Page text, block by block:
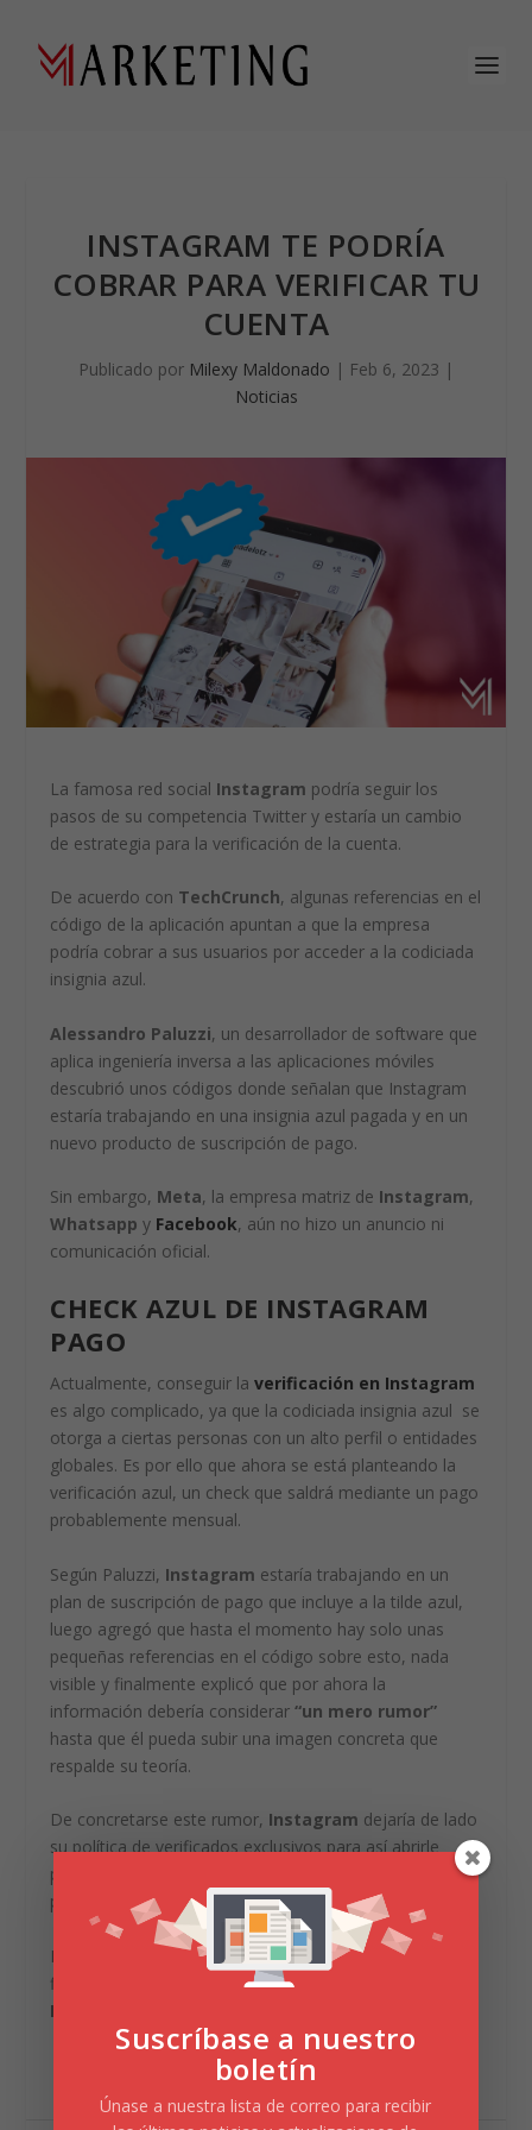
INSTAGRAM TE PODRÍA
COBRAR PARA VERIFICAR TU
CUENTA
Publicado por Milexy Maldonado | Feb 6, 2023 |
Noticias
La famosa red social Instagram podría seguir los
pasos de su competencia Twitter y estaría un cambio
de estrategia para la verificación de la cuenta.
De acuerdo con TechCrunch, algunas referencias en el
código de la aplicación apuntan a que la empresa
podría cobrar a sus usuarios por acceder a la codiciada
insignia azul.
Alessandro Paluzzi, un desarrollador de software que
aplica ingeniería inversa a las aplicaciones móviles
descubrió unos códigos donde señalan que Instagram
estaría trabajando en una insignia azul pagada y en un
nuevo producto de suscripción de pago.
Sin embargo, Meta, la empresa matriz de Instagram,
Whatsapp y Facebook, aún no hizo un anuncio ni
comunicación oficial.
CHECK AZUL DE INSTAGRAM
PAGO
Actualmente, conseguir laverificación en Instagram
es algo complicado, ya que la codiciada insignia azul se
otorga a ciertas personas con un alto perfil o entidades
globales. Es por ello que ahora se está planteando la
verificación azul, un check que saldrá mediante un pago
probablemente mensual.
Según Paluzzi, Instagram estaría trabajando en un
plan de suscripción de pago que incluye a la tilde azul,
luego agregó que hasta el momento hay solo unas
pequeñas referencias en el código sobre esto, nada
visible y finalmente explicó que por ahora la
información debería considerar“un mero rumor”
hasta que él pueda subir una imagen concreta que
respalde su teoría.
De concretarse este rumor, Instagram dejaría de lado
su política de verificados exclusivos para así abrirle
paso a la gente cotidiana que esté dispuesta a pagar
por el beneficio.
Por ahora, Metano se ha pronunciado sobre estas
filtraciones y, por tanto, la verificación de cuenta en
Instagram
Suscríbase a nuestro
boletín
Únase a nuestra lista de correo para recibir